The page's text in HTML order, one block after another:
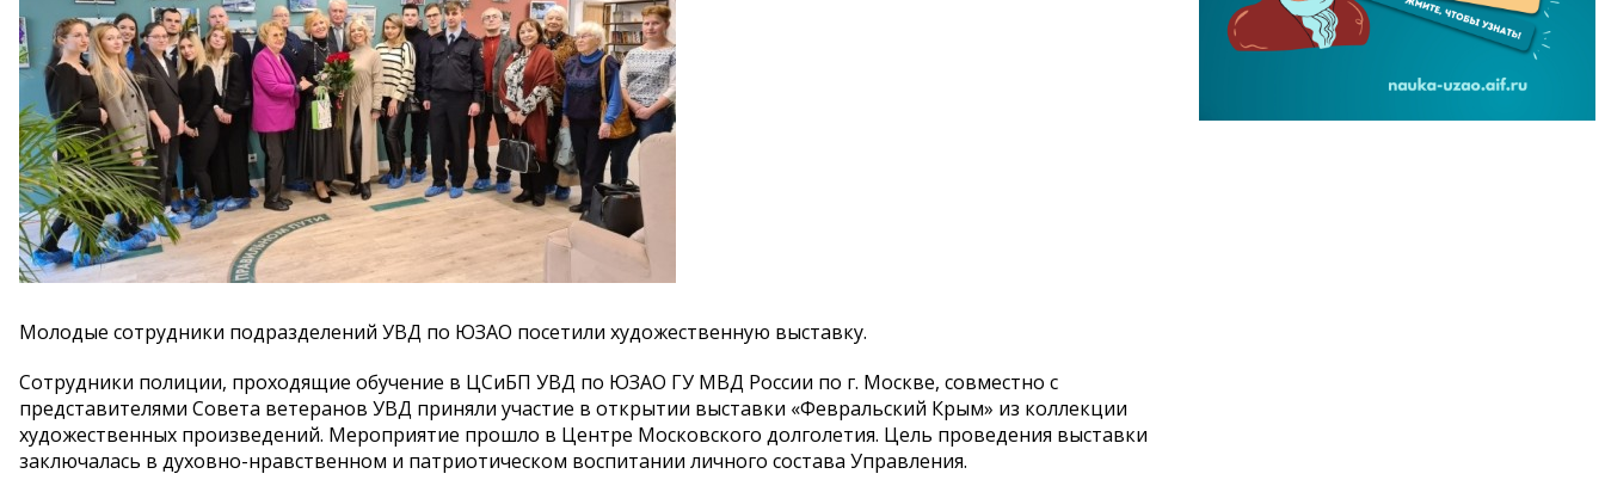
Молодые сотрудники подразделений УВД по ЮЗАО посетили художественную выставку.
Сотрудники полиции, проходящие обучение в ЦСиБП УВД по ЮЗАО ГУ МВД России по г. Москве, совместно с
представителями Совета ветеранов УВД приняли участие в открытии выставки «Февральский Крым» из коллекции
художественных произведений. Мероприятие прошло в Центре Московского долголетия. Цель проведения выставки
заключалась в духовно-нравственном и патриотическом воспитании личного состава Управления.